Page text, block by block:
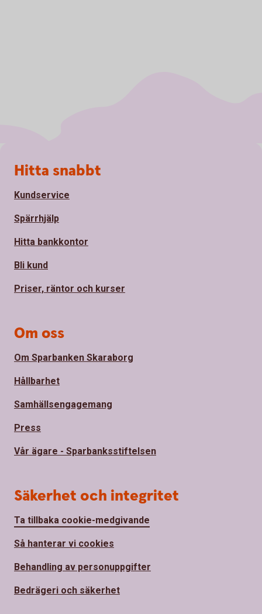
Sidfot
Hitta snabbt
Kundservice
Spärrhjälp
Hitta bankkontor
Bli kund
Priser, räntor och kurser
Om oss
Om Sparbanken Skaraborg
Hållbarhet
Samhällsengagemang
Press
Vår ägare - Sparbanksstiftelsen
Säkerhet och integritet
Ta tillbaka cookie-medgivande
Så hanterar vi cookies
Behandling av personuppgifter
Bedrägeri och säkerhet